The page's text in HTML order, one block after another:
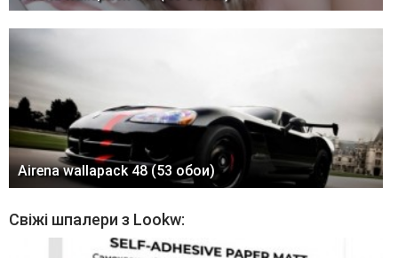
Airena wallapack 48 (53 обои)
Свіжі шпалери з Lookw: